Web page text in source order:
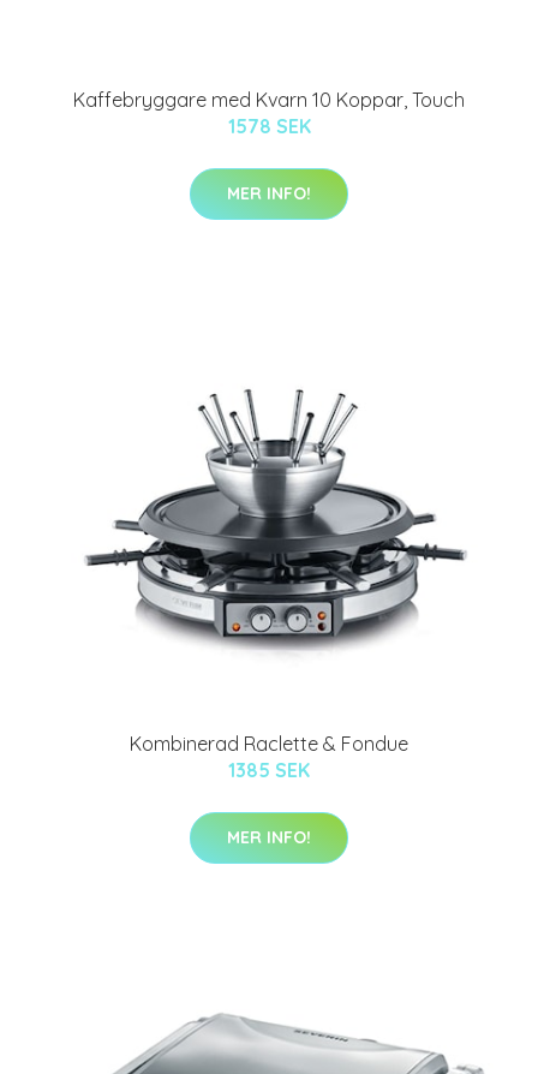
Kaffebryggare med Kvarn 10 Koppar, Touch
1578 SEK
MER INFO!
Kombinerad Raclette & Fondue
1385 SEK
MER INFO!